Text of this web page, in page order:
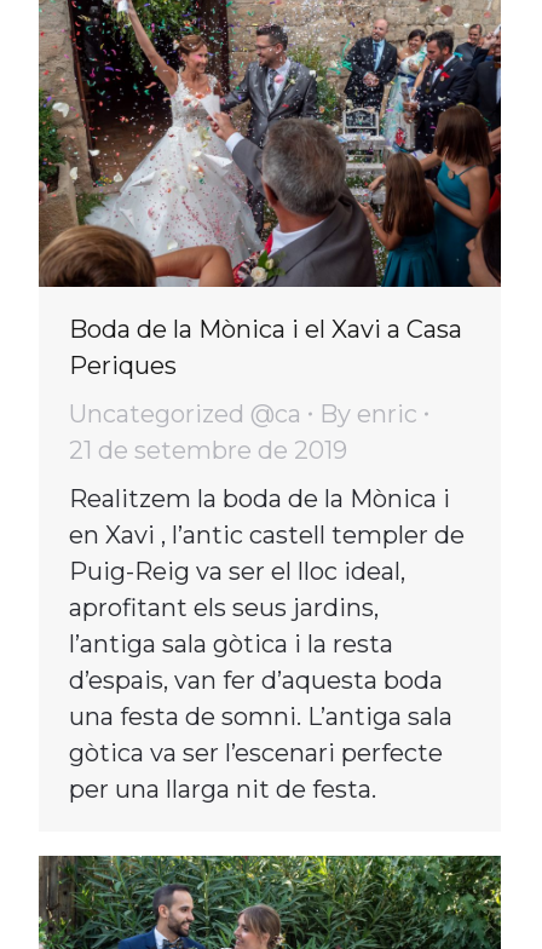
Boda de la Mònica i el Xavi a Casa
Periques
Uncategorized @ca
By enric
21 de setembre de 2019
Realitzem la boda de la Mònica i
en Xavi , l’antic castell templer de
Puig-Reig va ser el lloc ideal,
aprofitant els seus jardins,
l’antiga sala gòtica i la resta
d’espais, van fer d’aquesta boda
una festa de somni. L’antiga sala
gòtica va ser l’escenari perfecte
per una llarga nit de festa.